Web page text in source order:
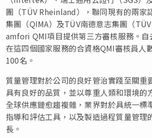
團（TÜV Rheinland），聯同現有的兩家
集團（QIMA）及TÜV南德意志集團（
amfori QMI項目提供第三方審核服務。自
在這四個國家服務的合資格QMI審核員人
100名。
質量管理對於公司的良好管治實踐至關重
具有良好的品質，並以尊重人類和環境的
全球供應鏈愈趨複雜，業界對於具統一標
指導和評估工具，以及製造過程質量管理
長。